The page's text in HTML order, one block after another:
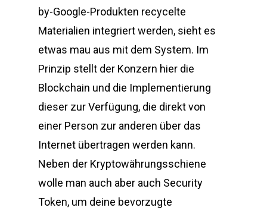
by-Google-Produkten recycelte
Materialien integriert werden, sieht es
etwas mau aus mit dem System. Im
Prinzip stellt der Konzern hier die
Blockchain und die Implementierung
dieser zur Verfügung, die direkt von
einer Person zur anderen über das
Internet übertragen werden kann.
Neben der Kryptowährungsschiene
wolle man auch aber auch Security
Token, um deine bevorzugte